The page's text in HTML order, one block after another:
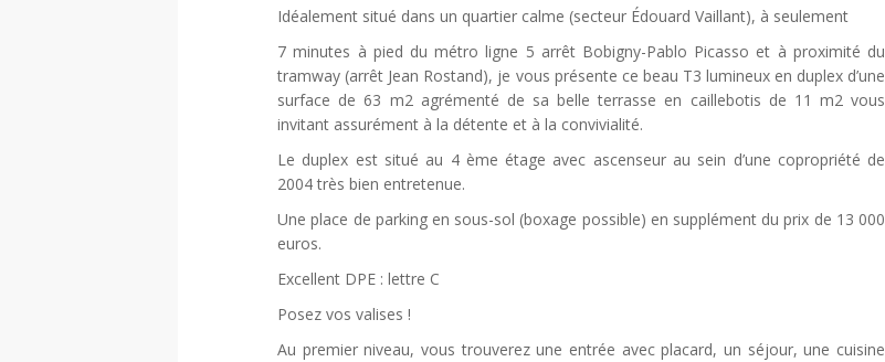
Idéalement situé dans un quartier calme (secteur Édouard Vaillant), à seulement
7 minutes à pied du métro ligne 5 arrêt Bobigny-Pablo Picasso et à proximité du
tramway (arrêt Jean Rostand), je vous présente ce beau T3 lumineux en duplex d’une
surface de 63 m2 agrémenté de sa belle terrasse en caillebotis de 11 m2 vous
invitant assurément à la détente et à la convivialité.
Le duplex est situé au 4 ème étage avec ascenseur au sein d’une copropriété de
2004 très bien entretenue.
Une place de parking en sous-sol (boxage possible) en supplément du prix de 13 000
euros.
Excellent DPE : lettre C
Posez vos valises !
Au premier niveau, vous trouverez une entrée avec placard, un séjour, une cuisine